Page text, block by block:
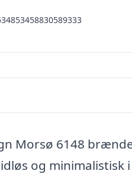
Morsø 6148
og minimalistisk i